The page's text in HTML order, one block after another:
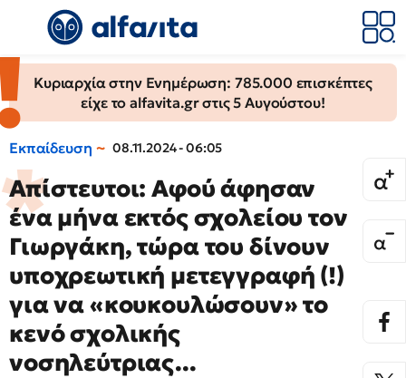
Κυριαρχία στην Ενημέρωση: 785.000 επισκέπτες
είχε το alfavita.gr στις 5 Αυγούστου!
Εκπαίδευση 08.11.2024 - 06:05
Απίστευτοι: Αφού άφησαν
ένα μήνα εκτός σχολείου τον
Γιωργάκη, τώρα του δίνουν
υποχρεωτική μετεγγραφή (!)
για να «κουκουλώσουν» το
κενό σχολικής
νοσηλεύτριας...